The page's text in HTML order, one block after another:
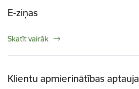
E-ziņas
Skatīt vairāk
Klientu apmierinātības aptauja